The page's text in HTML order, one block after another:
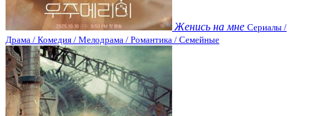
Женись на мне Сериалы /
Драма / Комедия / Мелодрама / Романтика / Семейные